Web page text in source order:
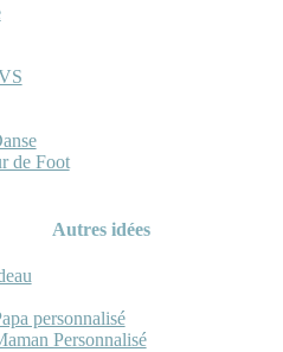
de Foot
Autres idées
personnalisé
Personnalisé